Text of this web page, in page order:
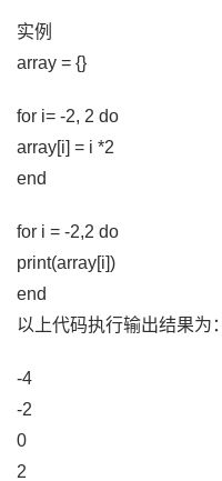
实例
array = {}
for i= -2, 2 do
array[i] = i *2
end
for i = -2,2 do
print(array[i])
end
以上代码执行输出结果为：
-4
-2
0
2